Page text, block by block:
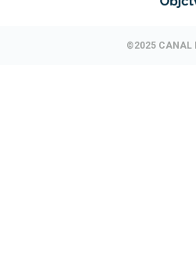
©2025 CANAL